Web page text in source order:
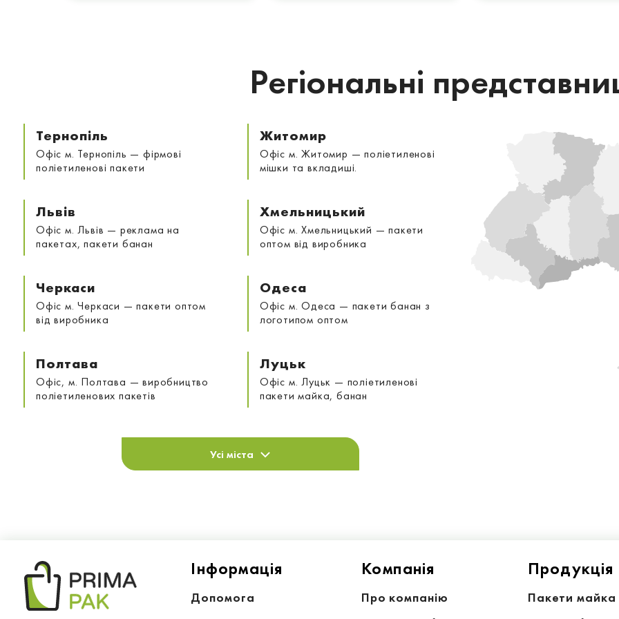
Регіональні
Тернопіль
Офіс м. Тернопіль — фірмові
поліетиленові пакети
Житомир
Офіс м. Житомир — поліетиленові
мішки та вкладиші.
Львів
Офіс м. Львів — реклама на
пакетах, пакети банан
Хмельницький
Офіс м. Хмельницький — пакети
оптом від виробника
Черкаси
Офіс м. Черкаси — пакети оптом
від виробника
Одеса
Офіс м. Одеса — пакети банан з
логотипом оптом
Полтава
Офіс, м. Полтава — виробництво
поліетиленових пакетів
Луцьк
Офіс м. Луцьк — поліетиленові
пакети майка, банан
Усі міста
Iнформацiя
Допомога
Компанiя
Про компанію
Продукція
Пакети майка